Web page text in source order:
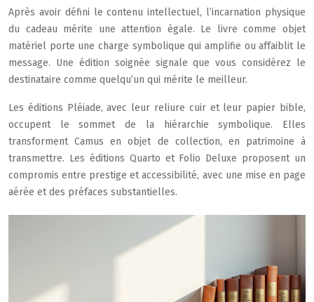
Après avoir défini le contenu intellectuel, l’incarnation physique
du cadeau mérite une attention égale. Le livre comme objet
matériel porte une charge symbolique qui amplifie ou affaiblit le
message. Une édition soignée signale que vous considérez le
destinataire comme quelqu’un qui mérite le meilleur.
Les éditions Pléiade, avec leur reliure cuir et leur papier bible,
occupent le sommet de la hiérarchie symbolique. Elles
transforment Camus en objet de collection, en patrimoine à
transmettre. Les éditions Quarto et Folio Deluxe proposent un
compromis entre prestige et accessibilité, avec une mise en page
aérée et des préfaces substantielles.